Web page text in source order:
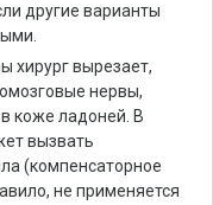
другие варианты
хирург вырезает,
нервы,
коже ладоней. В
вызвать
(компенсаторное
не применяется